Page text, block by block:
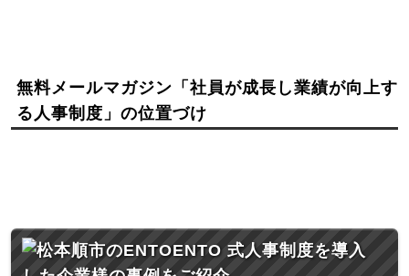
無料メールマガジン「社員が成長し業績が向上す
る人事制度」の位置づけ